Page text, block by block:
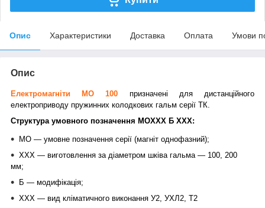
Опис Характеристики Доставка Оплата Умови
Опис
Електромагніти МО 100
призначені для дистанційного
електроприводу пружинних колодкових гальм серії ТК.
Структура умовного позначення МОХХХ Б XXХ:
МО — умовне позначення серії (магніт однофазний);
XXХ — виготовлення за діаметром шківа гальма — 100, 200
мм;
Б — модифікація;
XXХ — вид кліматичного виконання У2, УХЛ2, Т2